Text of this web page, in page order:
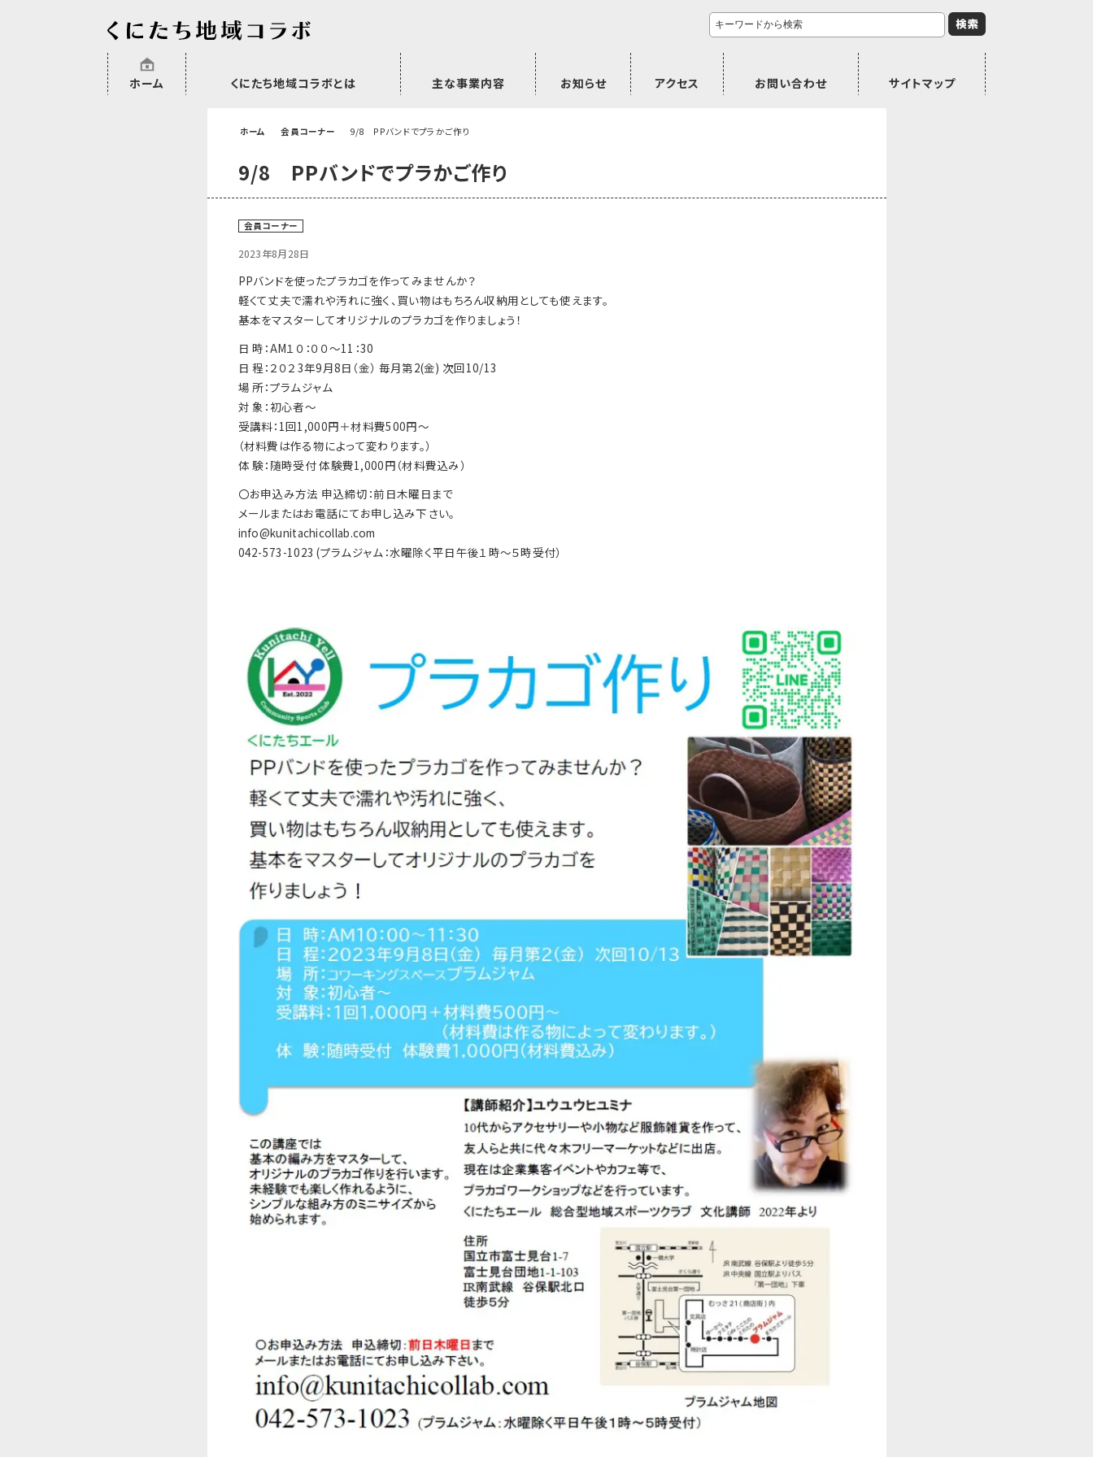
ホーム くにたち地域コラボとは 主な事業内容 お知らせ アクセス お問い合わせ サイトマップ
ホーム 会員コーナー 9/8 PPバンドでプラかご作り
9/8 PPバンドでプラかご作り
会員コーナー
2023年8月28日
PPバンドを使ったプラカゴを作ってみませんか？
軽くて丈夫で濡れや汚れに強く、買い物はもちろん収納用としても使えます。
基本をマスターしてオリジナルのプラカゴを作りましょう！
日 時：AM１０：００～11：30
日 程：２０２3年9月8日（金） 毎月第2(金) 次回10/13
場 所：プラムジャム
対 象：初心者～
受講料：1回1,000円＋材料費500円～
（材料費は作る物によって変わります。）
体 験：随時受付 体験費1,000円（材料費込み）
〇お申込み方法 申込締切：前日木曜日まで
メールまたはお電話にてお申し込み下さい。
info@kunitachicollab.com
042-573-1023 (プラムジャム：水曜除く平日午後１時～５時受付）